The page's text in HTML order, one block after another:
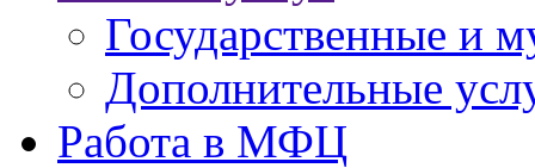
Государственные и
Дополнительные
Работа в МФЦ